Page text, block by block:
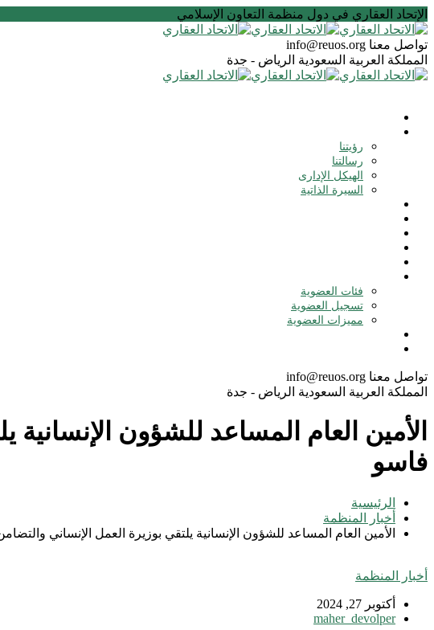
الإتحاد العقاري في دول منظمة التعاون الإسلامي
تواصل معنا info@reuos.org
المملكة العربية السعودية الرياض - جدة
رؤيتنا
رسالتنا
الهيكل الإدارى
السيرة الذاتية
فئات العضوية
تسجيل العضوية
مميزات العضوية
تواصل معنا info@reuos.org
المملكة العربية السعودية الرياض - جدة
الأمين العام المساعد للشؤون
فاسو
الرئيسية
أخبار المنظمة
الأمين العام المساعد للشؤون الإنسانية يلتقي بوزيرة العمل الإنساني
أخبار المنظمة
أكتوبر 27, 2024
maher_devolper